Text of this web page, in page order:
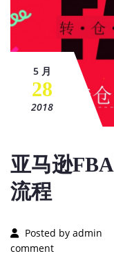
5 月
28
2018
亚马逊
流程
Posted by admin
comment